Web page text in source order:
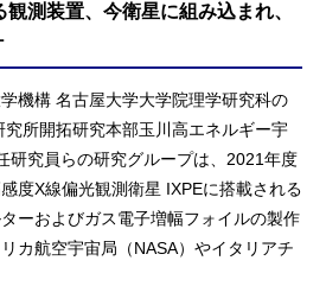
測装置、今衛星に組み込まれ、
機構 名古屋大学大学院理学研究科の
所開拓研究本部玉川高エネルギー宇
研究員らの研究グループは、2021年度
度X線偏光観測衛星 IXPEに搭載される
ーおよびガス電子増幅フォイルの製作
カ航空宇宙局（NASA）やイタリアチ